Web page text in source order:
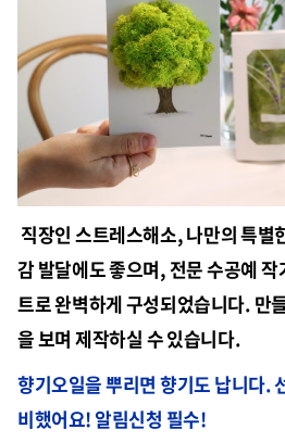
직장인 스트레스해소, 나만의 특별
감 발달에도 좋으며, 전문 수공예
트로 완벽하게 구성되었습니다. 만
을 보며 제작하실 수 있습니다.
향기오일을 뿌리면 향기도 납니다.
비했어요! 알림신청 필수!